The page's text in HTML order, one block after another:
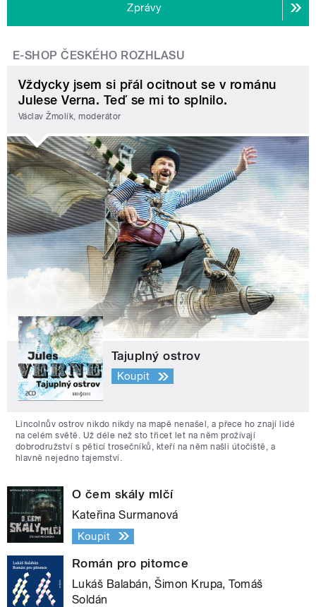
Zprávy
E-SHOP ČESKÉHO ROZHLASU
Vždycky jsem si přál ocitnout se v románu
Julese Verna. Teď se mi to splnilo.
Václav Žmolík, moderátor
Tajuplný ostrov
Koupit
Lincolnův ostrov nikdo nikdy na mapě nenašel, a přece ho znají lidé
na celém světě. Už déle než sto třicet let na něm prožívají
dobrodružství s pěticí trosečníků, kteří na něm našli útočiště, a
hlavně nejedno tajemství.
O čem skály mlčí
Kateřina Surmanová
Koupit
Román pro pitomce
Lukáš Balabán, Šimon Krupa, Tomáš
Soldán